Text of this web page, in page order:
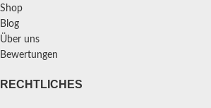
Shop
Blog
Über uns
Bewertungen
RECHTLICHES